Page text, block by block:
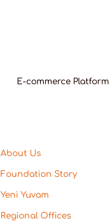
E-commerce Platform
About Us
Foundation Story
Yeni Yuvam
Regional Offices